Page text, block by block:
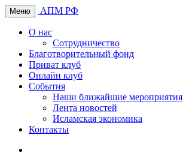
Меню АПМ РФ
О нас
Сотрудничество
Благотворительный фонд
Приват клуб
Онлайн клуб
События
Наши ближайшие мероприятия
Лента новостей
Исламская экономика
Контакты